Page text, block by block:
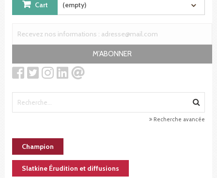
Cart (empty)
M'ABONNER
Recherche avancée
Champion
Slatkine Érudition et diffusions